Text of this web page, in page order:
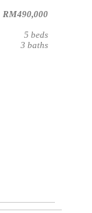
RM490,000
5 beds
3 baths